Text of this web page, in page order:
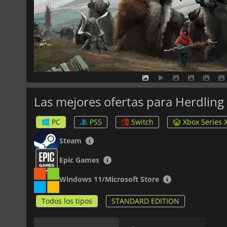
Las mejores ofertas para Herdling
PC PS5 Switch
Xbox Series
Steam
Epic Games
Windows 11/Microsoft Store
Todos los tipos STANDARD EDITION